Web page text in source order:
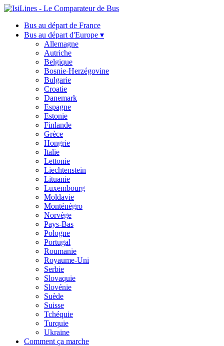
Bus au départ de France
Bus au départ d'Europe ▾
Allemagne
Autriche
Belgique
Bosnie-Herzégovine
Bulgarie
Croatie
Danemark
Espagne
Estonie
Finlande
Grèce
Hongrie
Italie
Lettonie
Liechtenstein
Lituanie
Luxembourg
Moldavie
Monténégro
Norvège
Pays-Bas
Pologne
Portugal
Roumanie
Royaume-Uni
Serbie
Slovaquie
Slovénie
Suède
Suisse
Tchéquie
Turquie
Ukraine
Comment ça marche